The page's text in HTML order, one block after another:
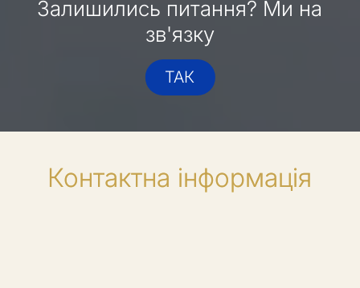
Залишились питання? Ми на
зв'язку
ТАК
Контактна інформація